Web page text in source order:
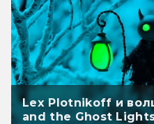
Lex Plotnikoff и
and the Ghost